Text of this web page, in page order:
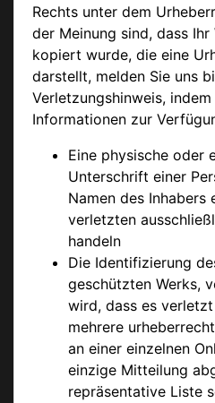
Rechts unter dem
der Meinung sind, dass Ihr
kopiert wurde, die eine
darstellt, melden Sie uns
Verletzungshinweis,
Informationen zur
Eine physische oder
Unterschrift einer
Namen des Inhabers
verletzten
handeln
Die Identifizierung
geschützten Werks,
wird, dass es
mehrere
an einer einzelnen
einzige Mitteilung
repräsentative Liste